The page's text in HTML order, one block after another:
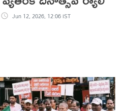
Jun 12, 2026, 12:06 IST